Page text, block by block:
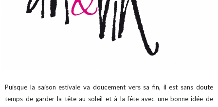
Puisque la saison estivale va doucement vers sa fin, il est sans doute
temps de garder la tête au soleil et à la fête avec une bonne idée de